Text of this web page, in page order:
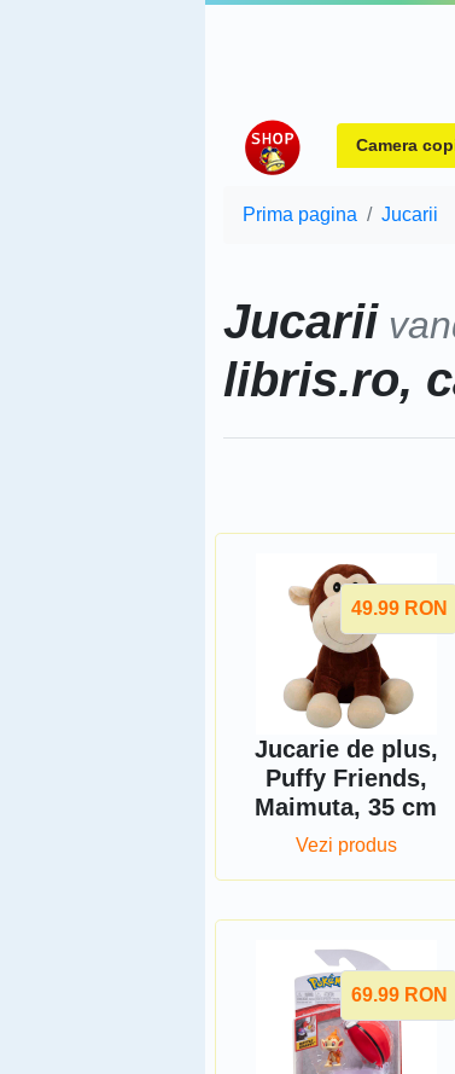
Camera
Prima pagina Jucarii
Jucarii
libris.ro,
49.99 RON
Jucarie de plus,
Puffy Friends,
Maimuta, 35 cm
Vezi produs
69.99 RON